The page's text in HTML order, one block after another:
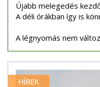
Újabb melegedés
A déli órákban így is
A légnyomás nem
HÍREK